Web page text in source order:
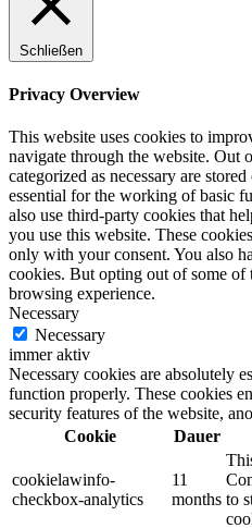
Schließen
Privacy Overview
This website uses cookies to
navigate through the website. Out
categorized as necessary are
essential for the working of basic
also use third-party cookies that
you use this website. These
only with your consent. You also
cookies. But opting out of some of
browsing experience.
Necessary
Necessary
immer aktiv
Necessary cookies are absolutely
function properly. These cookies
security features of the website,
Cookie
Dauer
cookielawinfo-
checkbox-analytics
11
months to